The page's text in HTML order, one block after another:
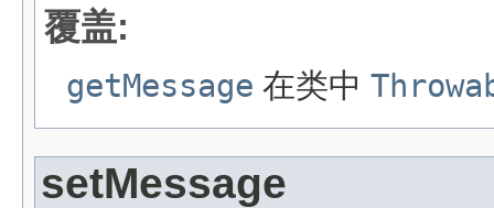
覆盖:
getMessage 在类中
setMessage